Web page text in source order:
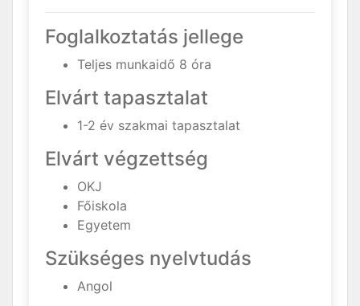
Foglalkoztatás jellege
Teljes munkaidő 8 óra
Elvárt tapasztalat
1-2 év szakmai tapasztalat
Elvárt végzettség
OKJ
Főiskola
Egyetem
Szükséges nyelvtudás
Angol